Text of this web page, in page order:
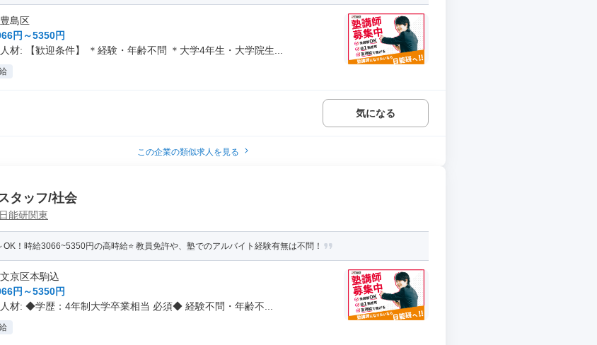
島区
円～5350円
材: 【歓迎条件】 ＊経験・年齢不問 ＊大学4年生・大学院生...
気になる
この企業の類似求人を見る
タッフ/社会
能研関東
OK！時給3066~5350円の高時給⭐️ 教員免許や、塾でのアルバイト経験有無は不問！
京区本駒込
円～5350円
材: ◆学歴：4年制大学卒業相当 必須◆ 経験不問・年齢不...